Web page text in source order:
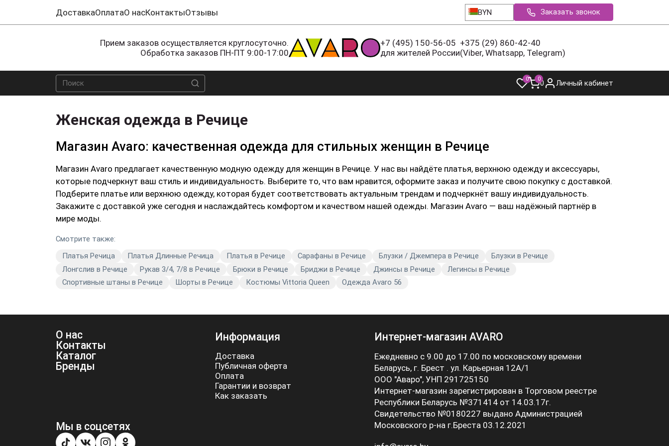
ДоставкаОплатаО насКонтактыОтзывы BYN Заказать звонок
Прием заказов осуществляется круглосуточно.
Обработка заказов ПН-ПТ 9:00-17:00
+7 (495) 150-56-05
для жителей России
+375 (29) 860-42-40
(Viber, Whatsapp, Telegram)
0 00 Личный кабинет
Женская одежда в Речице
Магазин Avaro: качественная одежда для стильных женщин в Речице
Магазин Avaro предлагает качественную модную одежду для женщин в Речице. У нас вы найдёте платья, верхнюю одежду и аксессуары,
которые подчеркнут ваш стиль и индивидуальность. Выберите то, что вам нравится, оформите заказ и получите свою покупку с доставкой.
Подберите платье или верхнюю одежду, которая будет соответствовать актуальным трендам и подчеркнёт вашу индивидуальность.
Закажите с доставкой уже сегодня и наслаждайтесь комфортом и качеством нашей одежды. Магазин Avaro — ваш надёжный партнёр в
мире моды.
Смотрите также:
Платья Речица
Платья Длинные Речица Платья в Речице Сарафаны в Речице Блузки / Джемпера в Речице
Блузки в Речице
Лонгслив в Речице
Рукав 3/4, 7/8 в Речице Брюки в Речице Бриджи в Речице Джинсы в Речице
Легинсы в Речице
Спортивные штаны в Речице
Шорты в Речице Костюмы Vittoria Queen Одежда Avaro 56
О нас
Контакты
Каталог
Бренды
Мы в соцсетях
Информация
Доставка
Публичная оферта
Оплата
Гарантии и возврат
Как заказать
Интернет-магазин AVARO
Ежедневно с 9.00 до 17.00 по московскому времени
Беларусь, г. Брест . ул. Карьерная 12А/1
ООО "Аваро", УНП 291725150
Интернет-магазин зарегистрирован в Торговом реестре
Республики Беларусь №371414 от 14.03.17г.
Свидетельство №0180227 выдано Администрацией
Московского р-на г.Бреста 03.12.2021